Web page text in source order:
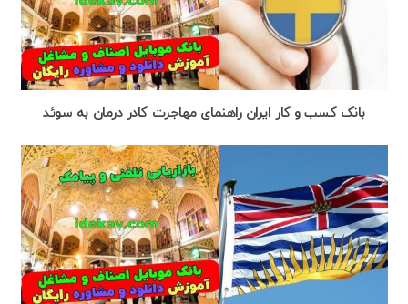
بانک کسب و کار ایران راهنمای مهاجرت کادر درمان به سوئد